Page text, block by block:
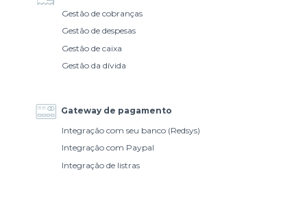
Gestão de cobranças
Gestão de despesas
Gestão de caixa
Gestão da dívida
Gateway de pagamento
Integração com seu banco (Redsys)
Integração com Paypal
Integração de listras